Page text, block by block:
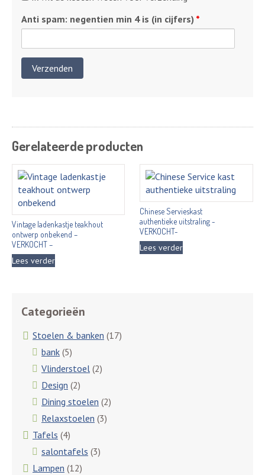
Anti spam: negentien min 4 is (in cijfers) *
Gerelateerde producten
Vintage ladenkastje teakhout
ontwerp onbekend –
VERKOCHT –
Lees verder
Chinese Servieskast
authentieke uitstraling -
VERKOCHT-
Lees verder
Categorieën
Stoelen & banken (17)
bank (5)
Vlinderstoel (2)
Design (2)
Dining stoelen (2)
Relaxstoelen (3)
Tafels (4)
salontafels (3)
Lampen (12)